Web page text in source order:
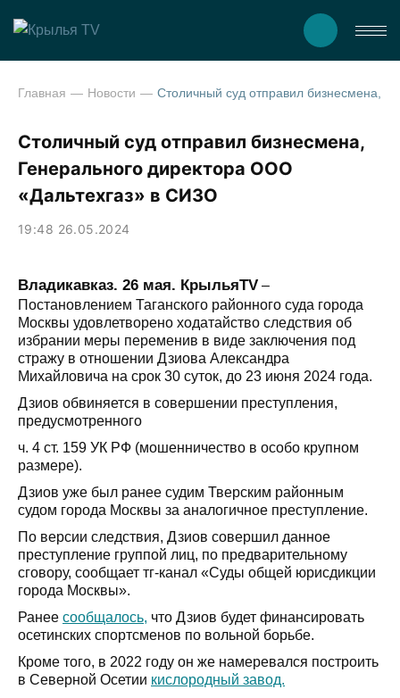
Главная Новости
Столичный суд отправил бизнесмена,
Генерального директора ООО
«Дальтехгаз» в СИЗО
19:48 26.05.2024
Владикавказ. 26 мая. КрыльяTV –
Постановлением Таганского районного суда города
Москвы удовлетворено ходатайство следствия об
избрании меры переменив в виде заключения под
стражу в отношении Дзиова Александра
Михайловича на срок 30 суток, до 23 июня 2024 года.
Дзиов обвиняется в совершении преступления,
предусмотренного
ч. 4 ст. 159 УК РФ (мошенничество в особо крупном
размере).
Дзиов уже был ранее судим Тверским районным
судом города Москвы за аналогичное преступление.
По версии следствия, Дзиов совершил данное
преступление группой лиц, по предварительному
сговору, сообщает тг-канал «Суды общей юрисдикции
города Москвы».
Ранее сообщалось, что Дзиов будет финансировать
осетинских спортсменов по вольной борьбе.
Кроме того, в 2022 году он же намеревался построить
в Северной Осетии кислородный завод.